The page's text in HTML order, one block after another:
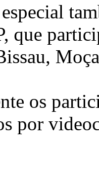
que
os
por